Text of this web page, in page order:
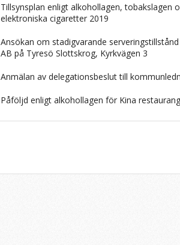
Tillsynsplan enligt alkohollagen, tobakslagen
elektroniska cigaretter 2019
Ansökan om stadigvarande
AB på Tyresö Slottskrog, Kyrkvägen 3
Anmälan av delegationsbeslut till
Påföljd enligt alkohollagen för Kina